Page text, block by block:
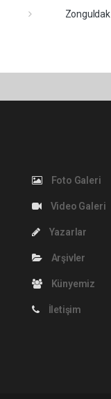
Zonguldak
Foto Galeri
Video Galeri
Yazarlar
Arşivler
Künyemiz
İletişim